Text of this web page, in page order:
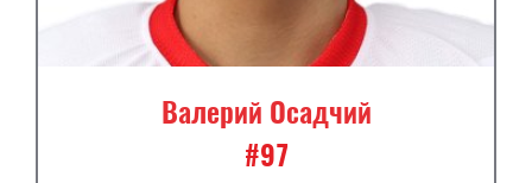
Валерий Осадчий
#97